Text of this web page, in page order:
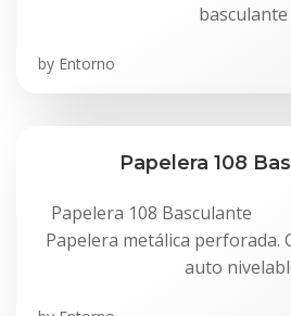
basculante
by Entorno
Papelera 108
Papelera 108
Papelera metálica perforada.
auto